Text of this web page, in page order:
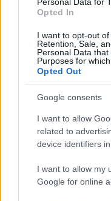
Opted In
I want to opt-out of
Retention, Sale,
Personal Data
Purposes for
Opted Out
Google consents
I want to allow
related to
device identifiers in
I want to allow my
Google for online
Ma i Serra, come i